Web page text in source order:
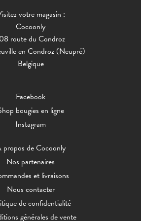
votre magasin :
Cocoonly
route du Condroz
en Condroz (Neupré)
Belgique
Facebook
bougies en ligne
Instagram
propos de Cocoonly
Nos partenaires
et livraisons
Nous contacter
de confidentialité
générales de vente